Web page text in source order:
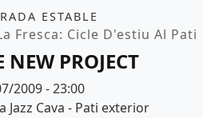
ESTABLE
Fresca: Cicle D'estiu Al Pati
NEW PROJECT
2009 - 23:00
Jazz Cava - Pati exterior